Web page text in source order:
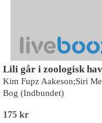
Lili går i zoologisk
Kim Fupz Aakeson;Siri
Bog (Indbundet)
175 kr